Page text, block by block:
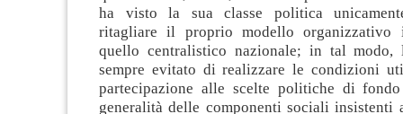
ha visto la sua classe politica
ritagliare il proprio modello organizzativo
quello centralistico nazionale; in tal modo,
sempre evitato di realizzare le condizioni
partecipazione alle scelte politiche di
generalità delle componenti sociali insistenti